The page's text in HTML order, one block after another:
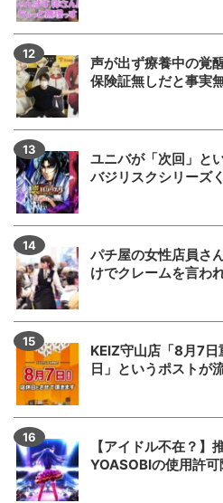
声が出ず療養中の覚
保険証無しだと事実
ユニバが「次回」と
バジリスクシリーズ
パチ屋の女性店員さ
けでクレームを言わ
KEIZ守山店「8月7
日」というポストが
【アイドル不在？】
YOASOBIの使用許